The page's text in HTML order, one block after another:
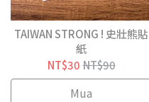
TAIWAN STRONG ! 史壯熊貼
紙
NT$30 NT$90
Mua